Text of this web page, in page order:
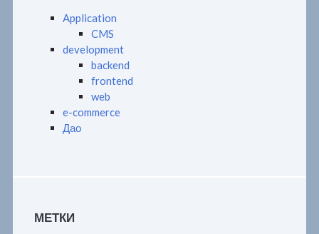
Application
CMS
development
backend
frontend
web
e-commerce
Дао
МЕТКИ